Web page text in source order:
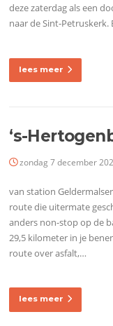
deze zaterdag als een
naar de Sint-
lees meer
‘s-
zondag 7 december
van station
route die uitermate
anders non-stop op de
29,5 kilometer in je
route over asfalt,…
lees meer